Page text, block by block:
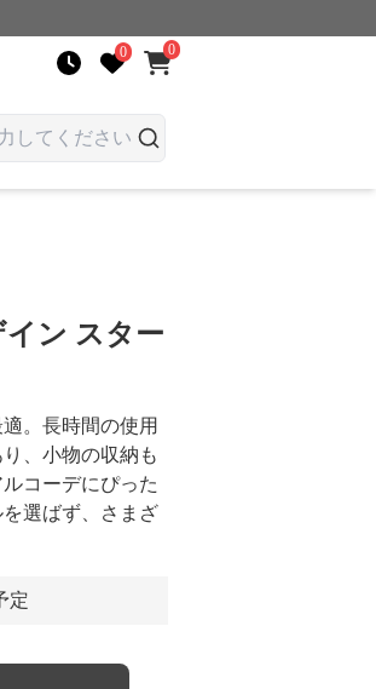
0 0
ン スター
。長時間の使用
、小物の収納も
コーデにぴった
選ばず、さまざ
定